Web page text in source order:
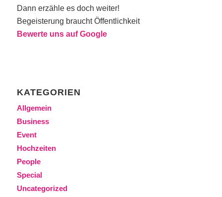
Dann erzähle es doch weiter!
Begeisterung braucht Öffentlichkeit
Bewerte uns auf Google
KATEGORIEN
Allgemein
Business
Event
Hochzeiten
People
Special
Uncategorized